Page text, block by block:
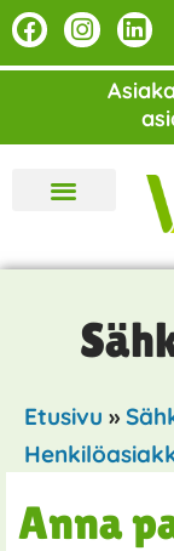
Siirry
sisältöön
F
a
c
o
I
n
s
g
L
i
n
k
e
d
Etusivu »
Anna